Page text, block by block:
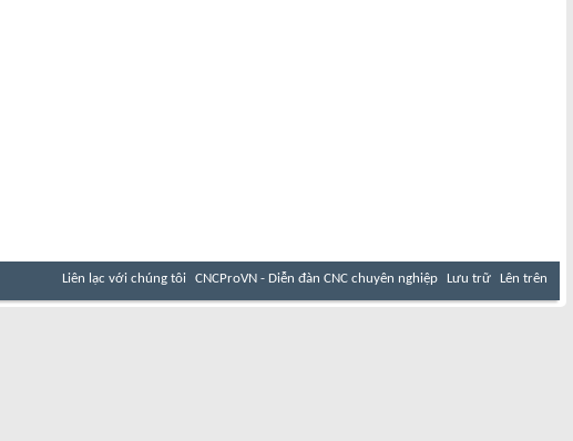
Liên lạc với chúng tôi CNCProVN - Diễn đàn CNC chuyên nghiệp Lưu trữ Lên trên